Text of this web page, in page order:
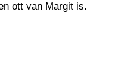
ott van Margit is.